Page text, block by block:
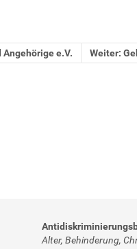
e.V. Weiter:
Alter, Behinderung,